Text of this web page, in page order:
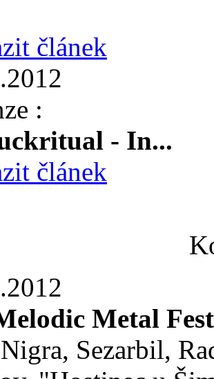
článek
:
- In...
článek
Metal
Sezarbil,